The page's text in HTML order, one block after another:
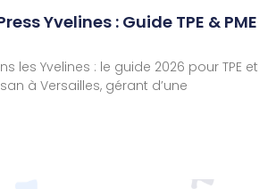
Yvelines : Guide TPE & PME
les Yvelines : le guide 2026 pour TPE et
à Versailles, gérant d’une